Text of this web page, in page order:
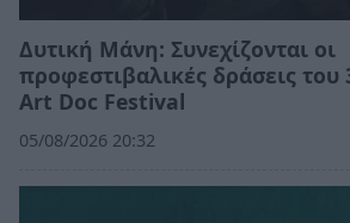
Δυτική Μάνη: Συνεχίζονται οι
προφεστιβαλικές δράσεις
Art Doc Festival
05/08/2026 20:32